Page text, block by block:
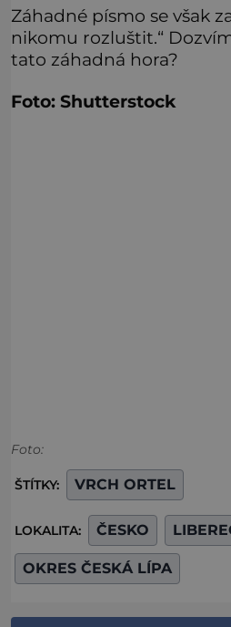
Záhadné písmo se však
nikomu rozluštit.“
tato záhadná hora?
Foto: Shutterstock
Foto:
ŠTÍTKY: VRCH ORTEL
LOKALITA: ČESKO
OKRES ČESKÁ LÍPA